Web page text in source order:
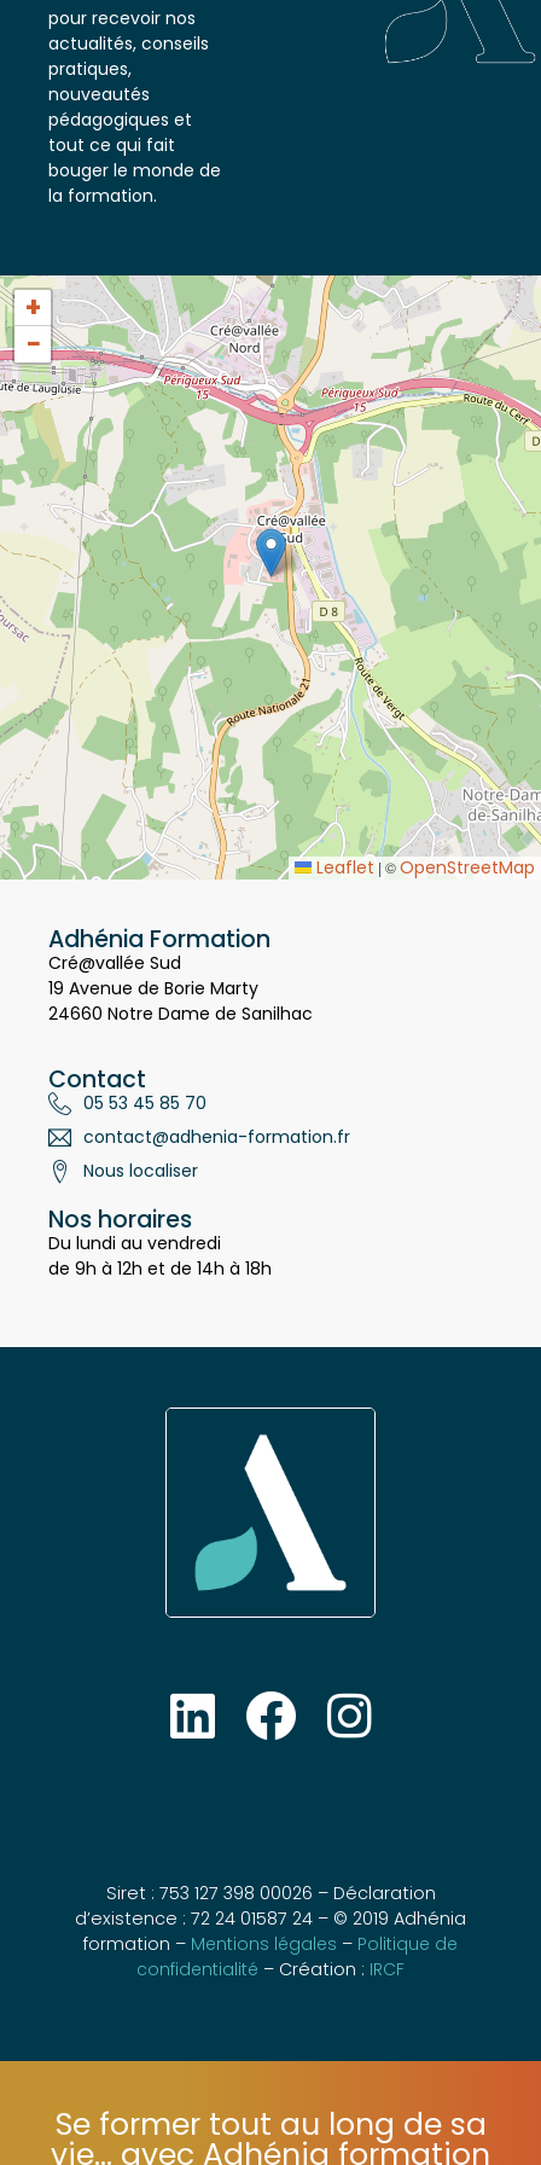
notre newsletter
pour recevoir nos
actualités, conseils
pratiques,
nouveautés
pédagogiques et
tout ce qui fait
bouger le monde de
+
−
Adhénia Formation
Cré@vallée Sud
19 Avenue de Borie Marty
Contact
05 53 45 85 70
contact@adhenia-formation.fr
Nos horaires
Du lundi au vendredi
Siret : 753 127 398 00026 – Déclaration
d’existence : 72 24 01587 24 – © 2019 Adhénia
formation –Mentions légales– Politique de
Se former tout au long de sa